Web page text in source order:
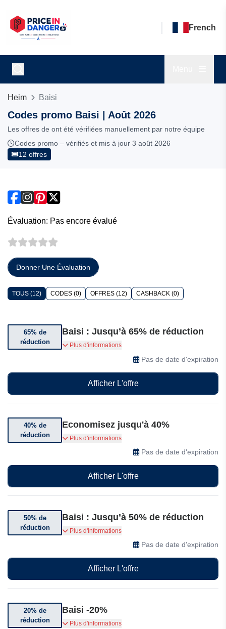
French
Heim Baisi
Codes promo Baisi | Août 2026
Les offres de ont été vérifiées manuellement par notre équipe
Codes promo – vérifiés et mis à jour 3 août 2026
12 offres
Évaluation: Pas encore évalué
Donner Une Évaluation
TOUS (12) CODES (0) OFFRES (12) CASHBACK (0)
65% de
réduction
Baisi : Jusqu’à 65% de réduction
Obtenez jusqu’à 65% de réduction sur une
sélection d’extensions de cheveux
Plus d'informations
Pas de date d'expiration
Afficher L'offre
40% de
réduction
Economisez jusqu'à 40%
Jusqu'à 40% de réduction sur une sélection
Plus d'informations
Pas de date d'expiration
Afficher L'offre
50% de
réduction
Baisi : Jusqu’à 50% de réduction
Obtenez jusqu’à 50% de réduction sur une
Plus d'informations
Pas de date d'expiration
Afficher L'offre
20% de
réduction
Baisi -20%
20% de réduction sur une sélection de
Plus d'informations